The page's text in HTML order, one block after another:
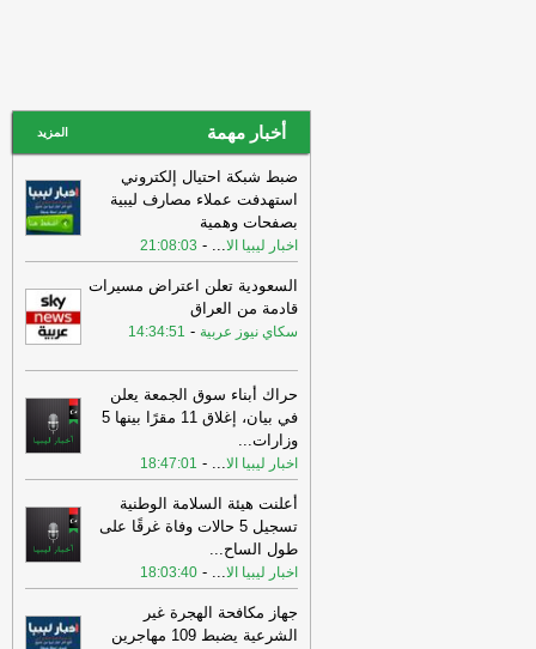
أخبار مهمة المزيد
ضبط شبكة احتيال إلكتروني
استهدفت عملاء مصارف ليبية
بصفحات وهمية
اخبار ليبيا الا...
-
21:08:03
السعودية تعلن اعتراض مسيرات
قادمة من العراق
سكاي نيوز عربية -
14:34:51
حراك أبناء سوق الجمعة يعلن
في بيان، إغلاق 11 مقرًا بينها 5
وزارات...
اخبار ليبيا الا...
-
18:47:01
أعلنت هيئة السلامة الوطنية
تسجيل 5 حالات وفاة غرقًا على
طول الساح...
اخبار ليبيا الا...
-
18:03:40
جهاز مكافحة الهجرة غير
الشرعية يضبط 109 مهاجرين